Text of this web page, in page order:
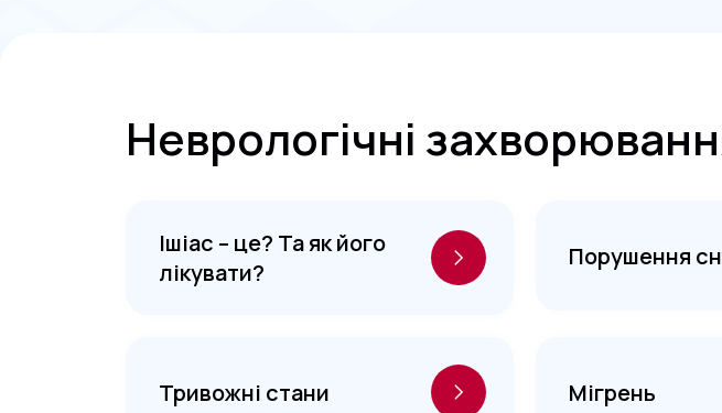
Неврологічні
Ішіас – це? Та як його
лікувати?
Порушення
Тривожні стани Мігрень